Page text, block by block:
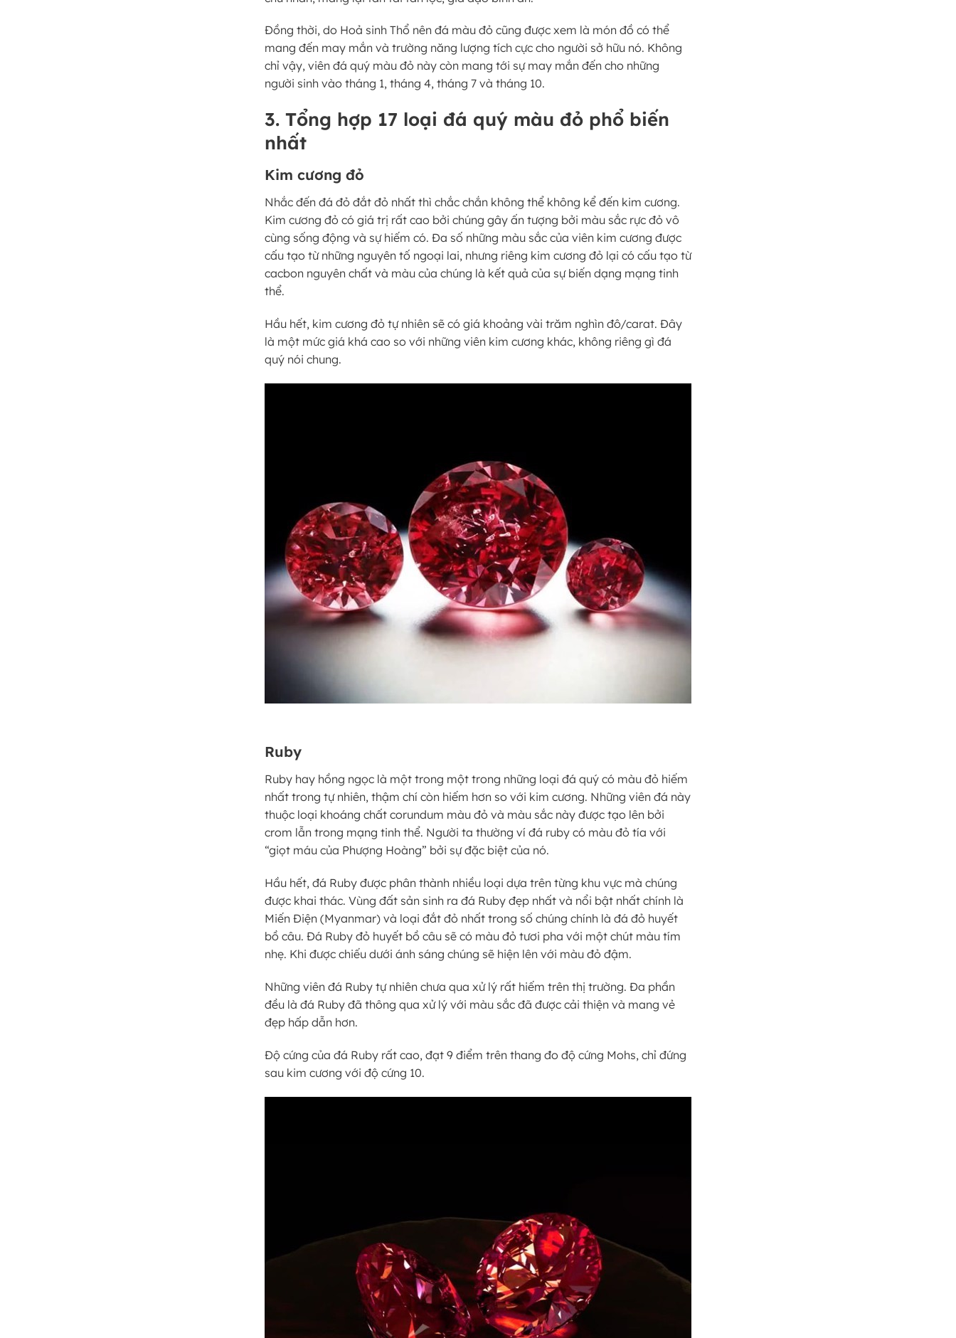
Đồng thời, do Hoả sinh Thổ nên đá màu đỏ cũng được xem là món đồ có thể
mang đến may mắn và trường năng lượng tích cực cho người sở hữu nó. Không
chỉ vậy, viên đá quý màu đỏ này còn mang tới sự may mắn đến cho những
người sinh vào tháng 1, tháng 4, tháng 7 và tháng 10.
3. Tổng hợp 17 loại đá quý màu đỏ phổ biến
nhất
Kim cương đỏ
Nhắc đến đá đỏ đắt đỏ nhất thì chắc chắn không thể không kể đến kim cương.
Kim cương đỏ có giá trị rất cao bởi chúng gây ấn tượng bởi màu sắc rực đỏ vô
cùng sống động và sự hiếm có. Đa số những màu sắc của viên kim cương được
cấu tạo từ những nguyên tố ngoại lai, nhưng riêng kim cương đỏ lại có cấu tạo từ
cacbon nguyên chất và màu của chúng là kết quả của sự biến dạng mạng tinh
thể.
Hầu hết, kim cương đỏ tự nhiên sẽ có giá khoảng vài trăm nghìn đô/carat. Đây
là một mức giá khá cao so với những viên kim cương khác, không riêng gì đá
quý nói chung.
Ruby
Ruby hay hồng ngọc là một trong một trong những loại đá quý có màu đỏ hiếm
nhất trong tự nhiên, thậm chí còn hiếm hơn so với kim cương. Những viên đá này
thuộc loại khoáng chất corundum màu đỏ và màu sắc này được tạo lên bởi
crom lẫn trong mạng tinh thể. Người ta thường ví đá ruby có màu đỏ tía với
“giọt máu của Phượng Hoàng” bởi sự đặc biệt của nó.
Hầu hết, đá Ruby được phân thành nhiều loại dựa trên từng khu vực mà chúng
được khai thác. Vùng đất sản sinh ra đá Ruby đẹp nhất và nổi bật nhất chính là
Miến Điện (Myanmar) và loại đắt đỏ nhất trong số chúng chính là đá đỏ huyết
bồ câu. Đá Ruby đỏ huyết bồ câu sẽ có màu đỏ tươi pha với một chút màu tím
nhẹ. Khi được chiếu dưới ánh sáng chúng sẽ hiện lên với màu đỏ đậm.
Những viên đá Ruby tự nhiên chưa qua xử lý rất hiếm trên thị trường. Đa phần
đều là đá Ruby đã thông qua xử lý với màu sắc đã được cải thiện và mang vẻ
đẹp hấp dẫn hơn.
Độ cứng của đá Ruby rất cao, đạt 9 điểm trên thang đo độ cứng Mohs, chỉ đứng
sau kim cương với độ cứng 10.